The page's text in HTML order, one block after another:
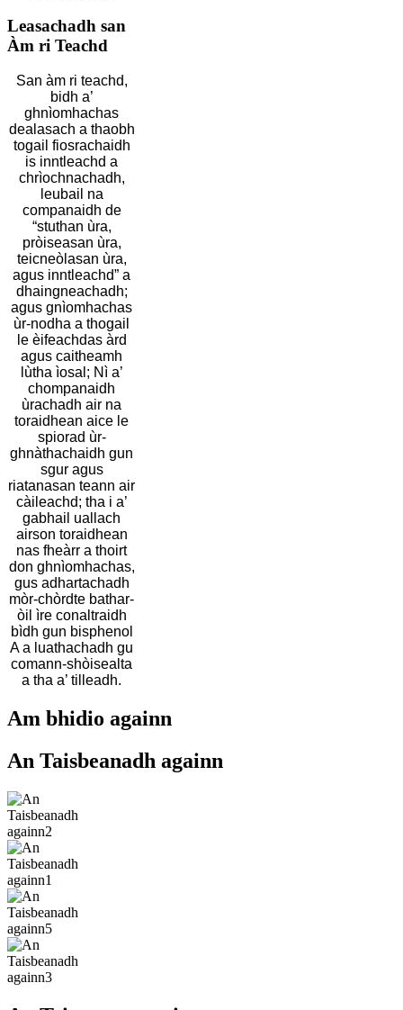
Leasachadh san
Àm ri Teachd
San àm ri teachd,
bidh a’
ghnìomhachas
dealasach a thaobh
togail fiosrachaidh
is inntleachd a
chrìochnachadh,
leubail na
companaidh de
“stuthan ùra,
pròiseasan ùra,
teicneòlasan ùra,
agus inntleachd” a
dhaingneachadh;
agus gnìomhachas
ùr-nodha a thogail
le èifeachdas àrd
agus caitheamh
lùtha ìosal; Nì a’
chompanaidh
ùrachadh air na
toraidhean aice le
spiorad ùr-
ghnàthachaidh gun
sgur agus
riatanasan teann air
càileachd; tha i a’
gabhail uallach
airson toraidhean
nas fheàrr a thoirt
don ghnìomhachas,
gus adhartachadh
mòr-chòrdte bathar-
òil ìre conaltraidh
bìdh gun bisphenol
A a luathachadh gu
comann-shòisealta
a tha a’ tilleadh.
Am bhidio againn
An Taisbeanadh againn